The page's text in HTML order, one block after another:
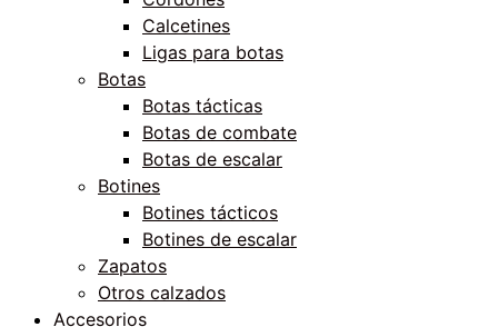
Calcetines
Ligas para botas
Botas
Botas tácticas
Botas de combate
Botas de escalar
Botines
Botines tácticos
Botines de escalar
Zapatos
Otros calzados
Accesorios